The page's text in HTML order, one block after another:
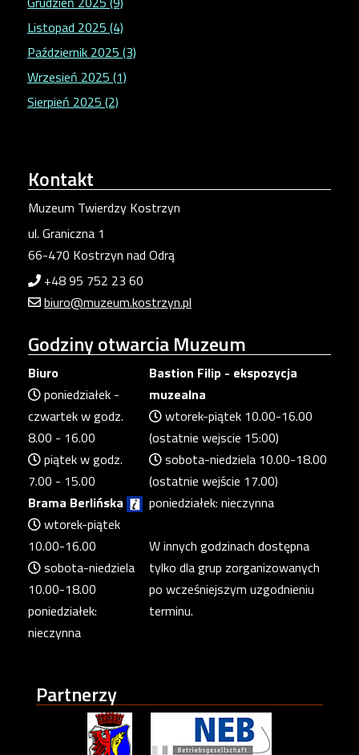
Listopad 2025 (4)
Październik 2025 (3)
Wrzesień 2025 (1)
Sierpień 2025 (2)
Kontakt
Muzeum Twierdzy Kostrzyn
ul. Graniczna 1
66-470 Kostrzyn nad Odrą
+48 95 752 23 60
biuro@muzeum.kostrzyn.pl
Godzinyotwarcia Muzeum
Biuro
poniedziałek -
czwartek w godz.
8.00 - 16.00
piątek w godz.
7.00 - 15.00
Brama Berlińska
wtorek-piątek
10.00-16.00
sobota-niedziela
10.00-18.00
poniedziałek:
nieczynna
Bastion Filip - ekspozycja
muzealna
wtorek-piątek 10.00-16.00
(ostatnie wejscie 15:00)
sobota-niedziela 10.00-18.00
(ostatnie wejście 17.00)
poniedziałek: nieczynna
W innych godzinach dostępna
tylko dla grup zorganizowanych
po wcześniejszym uzgodnieniu
terminu.
Partnerzy